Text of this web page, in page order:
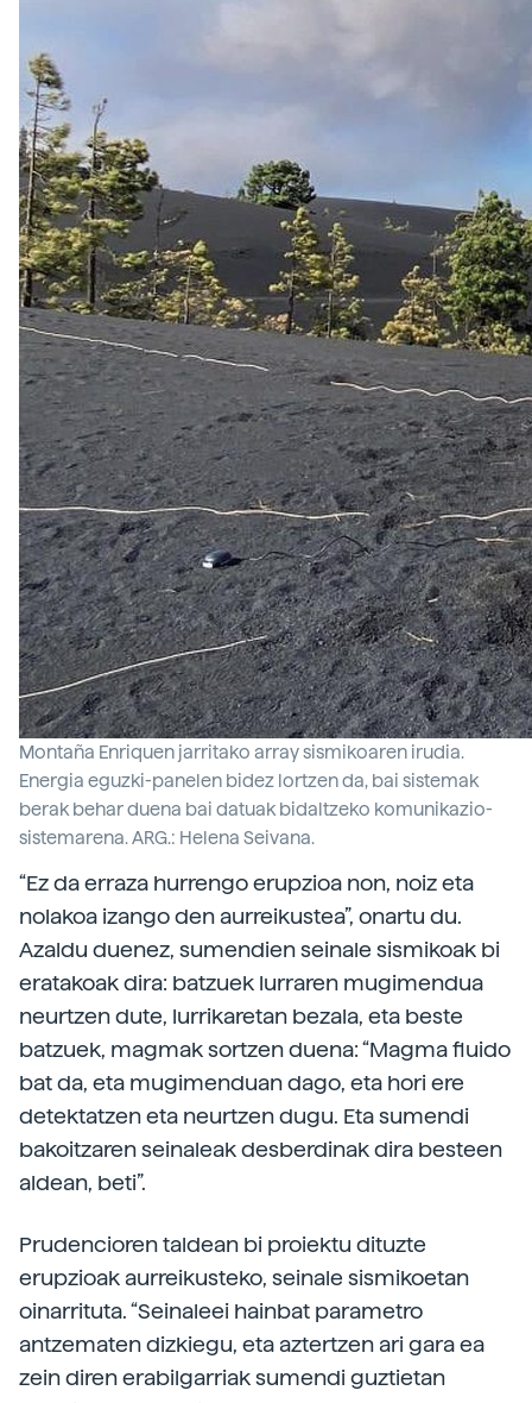
Montaña Enriquen jarritako array sismikoaren irudia.
Energia eguzki-panelen bidez lortzen da, bai sistemak
berak behar duena bai datuak bidaltzeko komunikazio-
sistemarena. ARG.: Helena Seivana.
“Ez da erraza hurrengo erupzioa non, noiz eta
nolakoa izango den aurreikustea”, onartu du.
Azaldu duenez, sumendien seinale sismikoak bi
eratakoak dira: batzuek lurraren mugimendua
neurtzen dute, lurrikaretan bezala, eta beste
batzuek, magmak sortzen duena: “Magma fluido
bat da, eta mugimenduan dago, eta hori ere
detektatzen eta neurtzen dugu. Eta sumendi
bakoitzaren seinaleak desberdinak dira besteen
aldean, beti”.
Prudencioren taldean bi proiektu dituzte
erupzioak aurreikusteko, seinale sismikoetan
oinarrituta. “Seinaleei hainbat parametro
antzematen dizkiegu, eta aztertzen ari gara ea
zein diren erabilgarriak sumendi guztietan